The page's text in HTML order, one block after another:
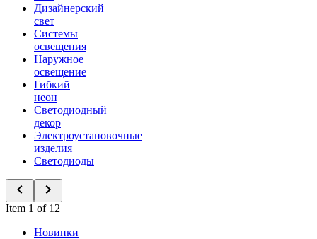
Дизайнерский
свет
Системы
освещения
Наружное
освещение
Гибкий
неон
Светодиодный
декор
Электроустановочные
изделия
Светодиоды
Item 1 of 12
Новинки